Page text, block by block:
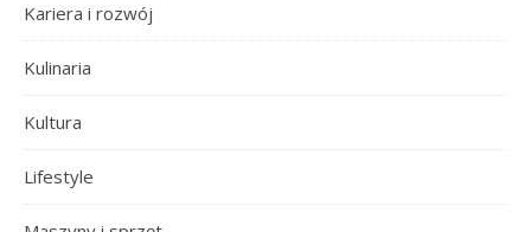
Kariera i rozwój
Kulinaria
Kultura
Lifestyle